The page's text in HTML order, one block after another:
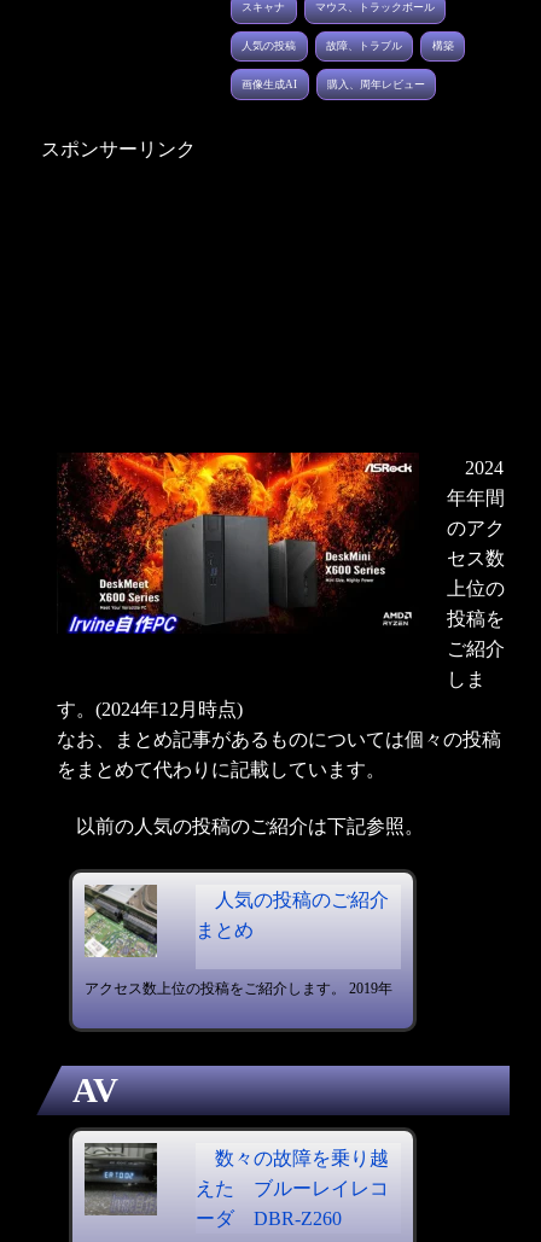
スキャナ マウス、トラックボール
人気の投稿 故障、トラブル 構築
画像生成AI 購入、周年レビュー
スポンサーリンク
2024
年年間
のアク
セス数
上位の
投稿を
ご紹介
しま
す。(2024年12月時点)
なお、まとめ記事があるものについては個々の投稿
をまとめて代わりに記載しています。
以前の人気の投稿のご紹介は下記参照。
人気の投稿のご紹介
まとめ
アクセス数上位の投稿をご紹介します。 2019年
AV
数々の故障を乗り越
えた ブルーレイレコ
ーダ DBR-Z260